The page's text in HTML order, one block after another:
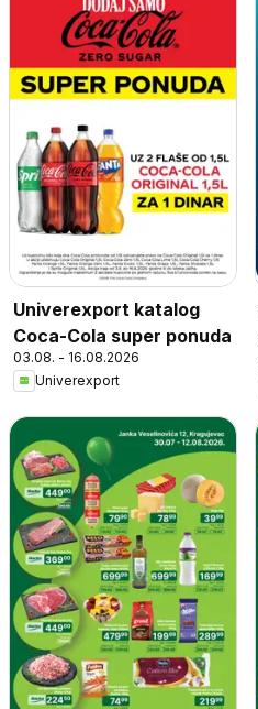
Univerexport katalog
Coca-Cola super ponuda
03.08. - 16.08.2026
Univerexport